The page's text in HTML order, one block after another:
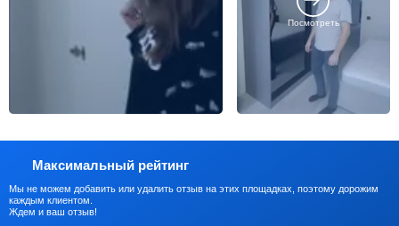
Посмотреть
Максимальный рейтинг
Мы не можем добавить или удалить отзыв на этих площадках, поэтому дорожим
каждым клиентом.
Ждем и ваш отзыв!